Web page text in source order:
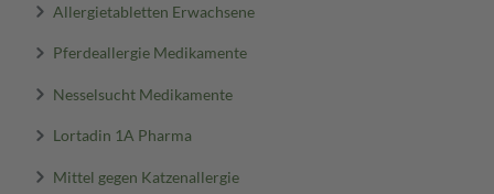
Allergietabletten Erwachsene
Pferdeallergie Medikamente
Nesselsucht Medikamente
Lortadin 1A Pharma
Mittel gegen Katzenallergie